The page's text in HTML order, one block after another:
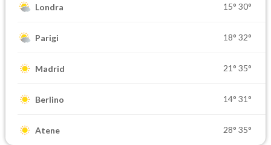
Londra 15° 30°
Parigi 18° 32°
Madrid 21° 35°
Berlino 14° 31°
Atene 28° 35°